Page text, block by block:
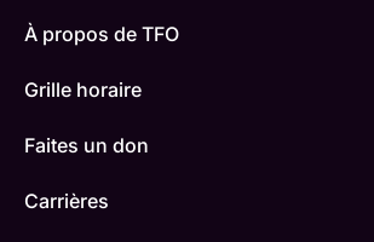
À propos de TFO
Grille horaire
Faites un don
Carrières